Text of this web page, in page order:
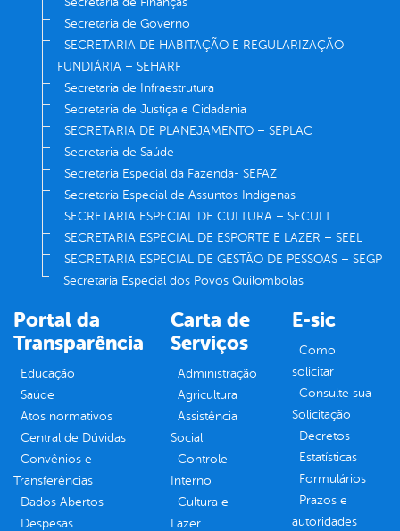
Secretaria de Governo
SECRETARIA DE HABITAÇÃO E REGULARIZAÇÃO
FUNDIÁRIA – SEHARF
Secretaria de Infraestrutura
Secretaria de Justiça e Cidadania
SECRETARIA DE PLANEJAMENTO – SEPLAC
Secretaria de Saúde
Secretaria Especial da Fazenda- SEFAZ
Secretaria Especial de Assuntos Indígenas
SECRETARIA ESPECIAL DE CULTURA – SECULT
SECRETARIA ESPECIAL DE ESPORTE E LAZER – SEEL
SECRETARIA ESPECIAL DE GESTÃO DE PESSOAS – SEGP
Secretaria Especial dos Povos Quilombolas
Portal da
Transparência
Educação
Saúde
Atos normativos
Central de Dúvidas
Convênios e
Transferências
Dados Abertos
Despesas
Carta de
Serviços
Administração
Agricultura
Assistência
Social
Controle
Interno
Cultura e
Lazer
E-sic
Como
solicitar
Consulte sua
Solicitação
Decretos
Estatísticas
Formulários
Prazos e
autoridades